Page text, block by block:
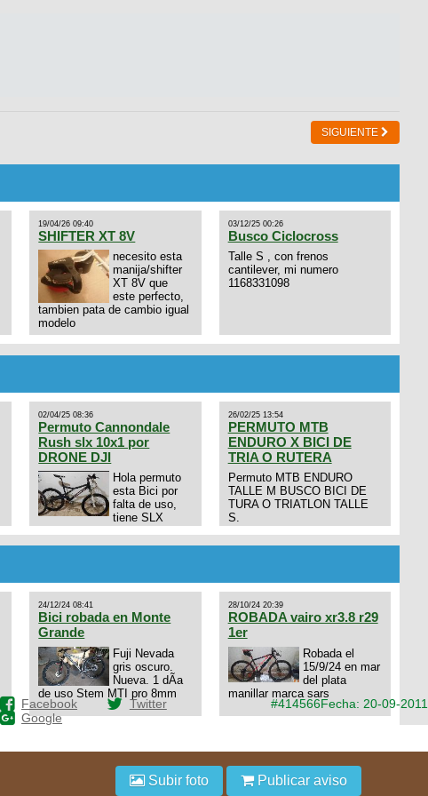
Facebook
Twitter
Google
#414566Fecha: 20-09-2011
SIGUIENTE
19/04/26 09:40
SHIFTER XT 8V
necesito esta
manija/shifter
XT 8V que
este perfecto,
tambien pata de cambio igual
modelo
03/12/25 00:26
Busco Ciclocross
Talle S , con frenos
cantilever, mi numero
1168331098
02/04/25 08:36
Permuto Cannondale
Rush slx 10x1 por
DRONE DJI
Hola permuto
esta Bici por
falta de uso,
tiene SLX
Horquilla Axon tope de gama
por drone de la marca Dji, les
interesa 3434568861 saludos
26/02/25 13:54
PERMUTO MTB
ENDURO X BICI DE
TRIA O RUTERA
Permuto MTB ENDURO
TALLE M BUSCO BICI DE
TURA O TRIATLON TALLE
S.
24/12/24 08:41
Bici robada en Monte
Grande
Fuji Nevada
gris oscuro.
Nueva. 1 dÃ­a
de uso Stem MTI pro 8mm
28/10/24 20:39
ROBADA vairo xr3.8 r29
1er
Robada el
15/9/24 en mar
del plata
manillar marca sars
Subir foto Publicar aviso